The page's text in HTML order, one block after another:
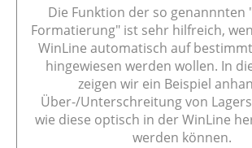
Die Funktion der so genannnten
Formatierung" ist sehr hilfreich,
WinLine automatisch auf
hingewiesen werden wollen. In
zeigen wir ein Beispiel
Über-/Unterschreitung von
wie diese optisch in der WinLine
werden können.